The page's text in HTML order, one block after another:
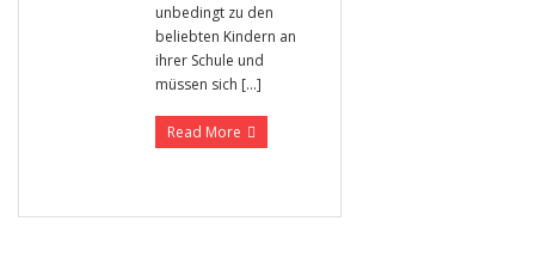
unbedingt zu den
beliebten Kindern an
ihrer Schule und
müssen sich […]
Read More